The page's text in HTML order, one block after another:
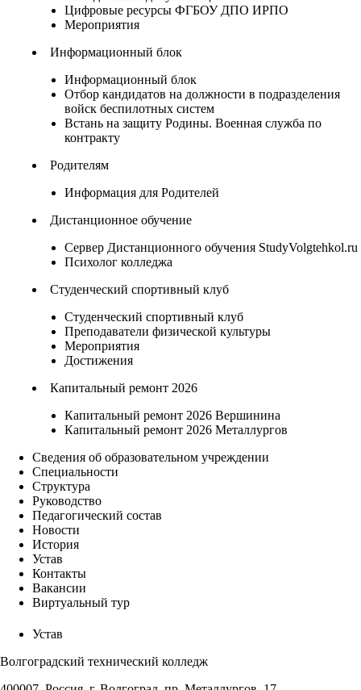
Цифровые ресурсы ФГБОУ ДПО ИРПО
Мероприятия
Информационный блок
Информационный блок
Отбор кандидатов на должности в подразделения
войск беспилотных систем
Встань на защиту Родины. Военная служба по
контракту
Родителям
Информация для Родителей
Дистанционное обучение
Сервер Дистанционного обучения StudyVolgtehkol.ru
Психолог колледжа
Студенческий спортивный клуб
Студенческий спортивный клуб
Преподаватели физической культуры
Мероприятия
Достижения
Капитальный ремонт 2026
Капитальный ремонт 2026 Вершинина
Капитальный ремонт 2026 Металлургов
Сведения об образовательном учреждении
Специальности
Структура
Руководство
Педагогический состав
Новости
История
Устав
Контакты
Вакансии
Виртуальный тур
Устав
Волгоградский технический колледж